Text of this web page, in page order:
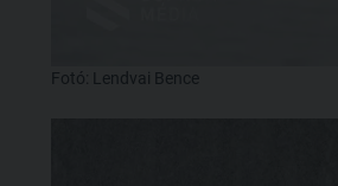
Fotó: Lendvai Bence